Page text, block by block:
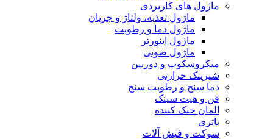
ماژول های کاربردی
ماژول تغذیه، ولتاژ و جریان
ماژول دما و رطوبت
ماژول اینورتر
ماژول صوتی
میکروسکوپ و دوربین
شیرینک حرارتی
دما سنج و رطوبت سنج
فن و هیت سینک
المان خنک کننده
باتری
سوکت و فیش آلات